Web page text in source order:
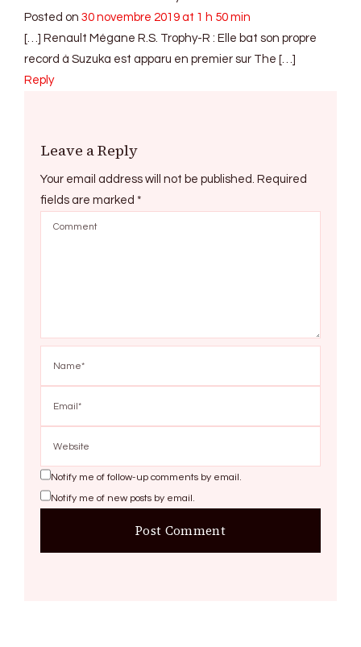
Posted on 30 novembre 2019 at 1 h 50 min
[…] Renault Mégane R.S. Trophy-R : Elle bat son propre
record à Suzuka est apparu en premier sur The […]
Reply
Leave a Reply
Your email address will not be published.
Required
fields are marked *
Notify me of follow-up comments by email.
Notify me of new posts by email.